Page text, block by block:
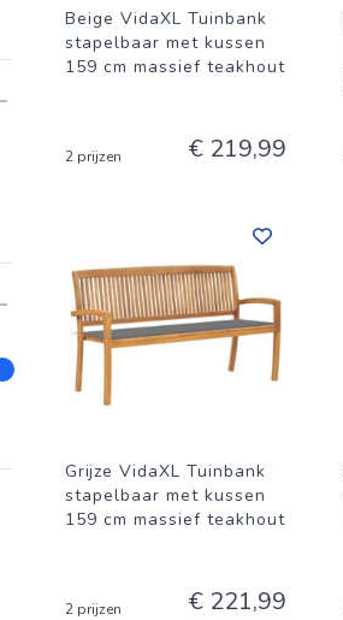
Beige VidaXL Tuinbank
stapelbaar met kussen
159 cm massief teakhout
2 prijzen € 219,99
Grijze VidaXL Tuinbank
stapelbaar met kussen
159 cm massief teakhout
2 prijzen € 221,99